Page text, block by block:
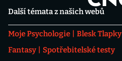
Další témata z našich webů
Moje Psychologie Blesk Tlapky
Fantasy
Spotřebitelské testy